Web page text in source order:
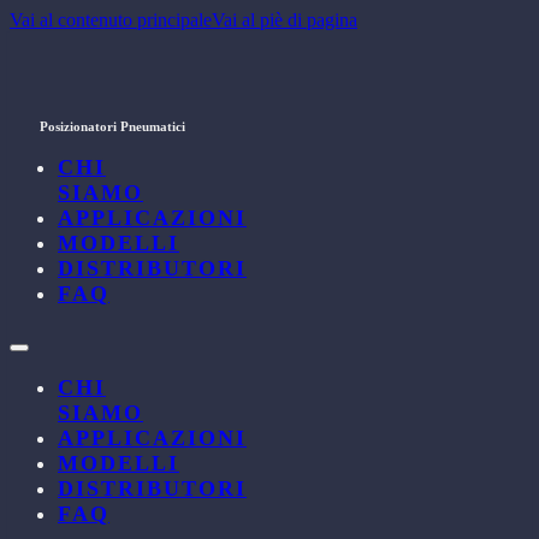
Vai al contenuto principaleVai al piè di pagina
Posizionatori Pneumatici
CHI
SIAMO
APPLICAZIONI
MODELLI
DISTRIBUTORI
FAQ
CHI
SIAMO
APPLICAZIONI
MODELLI
DISTRIBUTORI
FAQ